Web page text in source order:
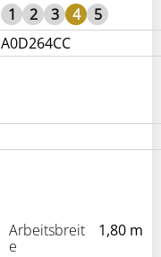
1 2 3 4
5
A0D264CC
Arbeitsbreit
e
1,80 m